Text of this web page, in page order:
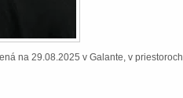
na 29.08.2025 v Galante, v priestoroch